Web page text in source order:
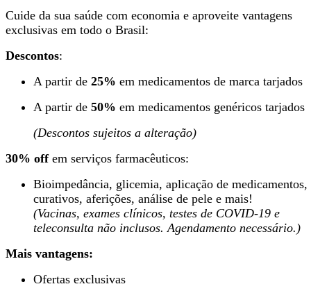
Cuide da sua saúde com economia e aproveite vantagens
exclusivas em todo o Brasil:
Descontos:
A partir de 25% em medicamentos de marca tarjados
A partir de 50% em medicamentos genéricos tarjados
(Descontos sujeitos a alteração)
30% offem serviços farmacêuticos:
Bioimpedância, glicemia, aplicação de medicamentos,
curativos, aferições, análise de pele e mais!
(Vacinas, exames clínicos, testes de COVID-19 e
teleconsulta não inclusos. Agendamento necessário.)
Mais vantagens:
Ofertas exclusivas